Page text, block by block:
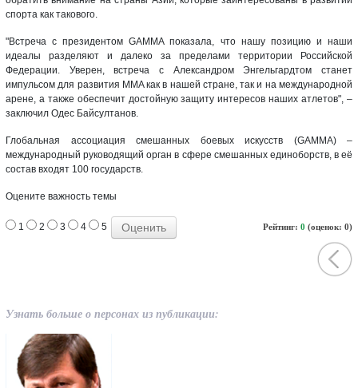
спорта как такового.
"Встреча с президентом GAMMA показала, что нашу позицию и наши
идеалы разделяют и далеко за пределами территории Российской
Федерации. Уверен, встреча с Александром Энгельгардтом станет
импульсом для развития MMA как в нашей стране, так и на международной
арене, а также обеспечит достойную защиту интересов наших атлетов", –
заключил Одес Байсултанов.
Глобальная ассоциация смешанных боевых искусств (GAMMA) –
международный руководящий орган в сфере смешанных единоборств, в её
состав входят 100 государств.
Оцените важность темы
Рейтинг: 0 (оценок: 0)
1 2 3 4 5
Узнать больше о персонах из публикации: